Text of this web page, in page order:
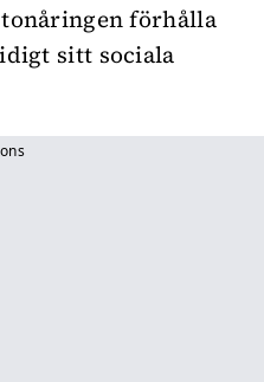
förhålla
sitt sociala